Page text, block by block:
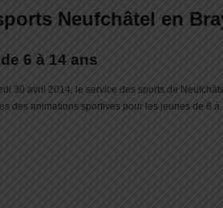
Neufchâtel en
6 à 14 ans
30 avril 2014, le service des sports de
des animations sportives pour les jeunes de 6 à